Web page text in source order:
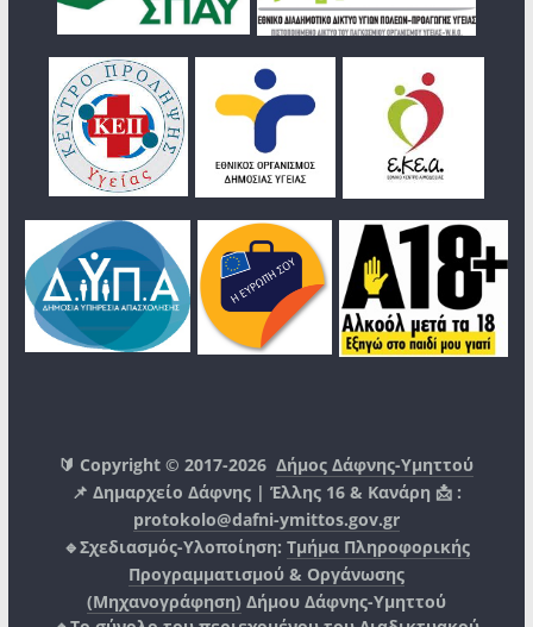
🔰 Copyright © 2017-2026Δήμος Δάφνης-Υμηττού
📌 Δημαρχείο Δάφνης | Έλλης 16 & Κανάρη 📩 :
protokolo@dafni-ymittos.gov.gr
🔹Σχεδιασμός-Υλοποίηση: Τμήμα Πληροφορικής
Προγραμματισμού & Οργάνωσης
(Μηχανογράφηση) Δήμου Δάφνης-Υμηττού